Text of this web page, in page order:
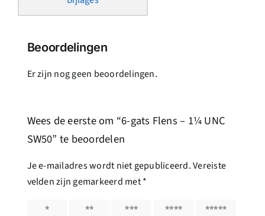
Beoordelingen
Er zijn nog geen beoordelingen.
Wees de eerste om “6-gats Flens – 1¼ UNC
SW50” te beoordelen
Je e-mailadres wordt niet gepubliceerd.Vereiste
velden zijn gemarkeerd met*
1 van 2 van 3 van 4 van 5 van